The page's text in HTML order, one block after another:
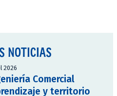
NOTICIAS
2026
Comercial
y territorio